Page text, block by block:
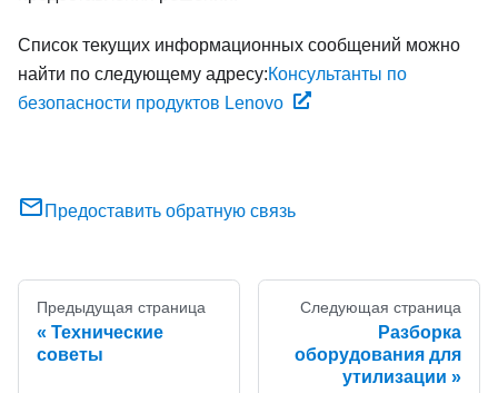
Список текущих информационных сообщений можно
найти по следующему адресу:Консультанты по
безопасности продуктов Lenovo
Предоставить обратную связь
Предыдущая страница
Технические
советы
Следующая страница
Разборка
оборудования для
утилизации